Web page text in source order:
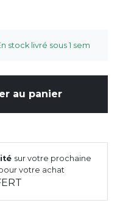
stock livré sous 1 sem
au panier
sur votre prochaine
votre achat